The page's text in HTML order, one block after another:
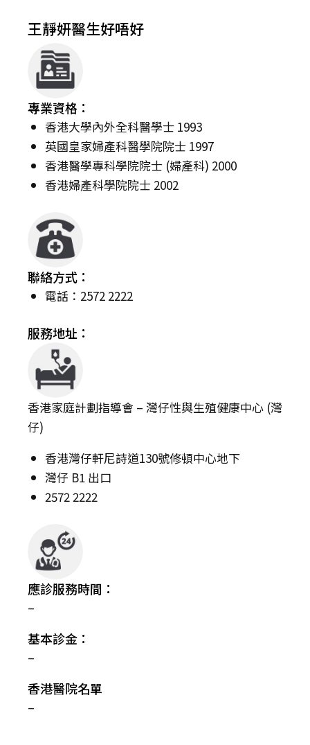
王靜妍醫生好唔好
專業資格：
香港大學內外全科醫學士 1993
英國皇家婦產科醫學院院士 1997
香港醫學專科學院院士 (婦產科) 2000
香港婦產科學院院士 2002
聯絡方式：
電話：2572 2222
服務地址：
香港家庭計劃指導會 – 灣仔性與生殖健康中心 (灣
仔)
香港灣仔軒尼詩道130號修頓中心地下
灣仔 B1 出口
2572 2222
應診服務時間：
–
基本診金：
–
香港醫院名單
–